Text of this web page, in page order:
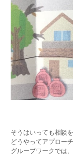
そうはいっても相談
どうやってアプロー
グループワークでは